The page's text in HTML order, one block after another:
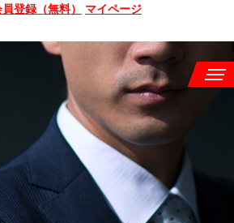
登録（無料） マイページ